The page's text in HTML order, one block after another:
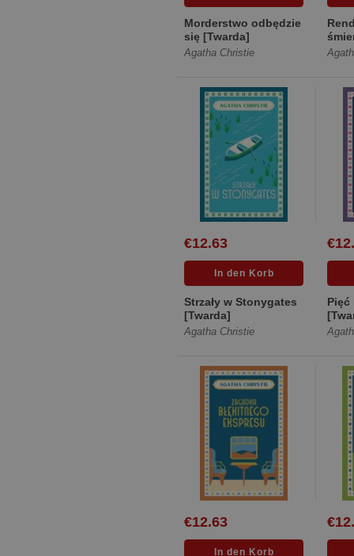
Morderstwo odbędzie
się [Twarda]
Agatha Christie
€12.63
Strzały w Stonygates
[Twarda]
Agatha Christie
Pięć
€12.63